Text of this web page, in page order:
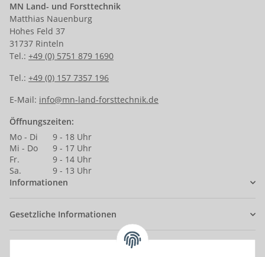
MN Land- und Forsttechnik
Matthias Nauenburg
Hohes Feld 37
31737 Rinteln
Tel.: +49 (0) 5751 879 1690
Tel.: +49 (0) 157 7357 196
E-Mail: info@mn-land-forsttechnik.de
Öffnungszeiten:
Mo - Di
9 - 18 Uhr
Mi - Do
9 - 17 Uhr
Fr.
9 - 14 Uhr
Sa.
9 - 13 Uhr
Informationen
Gesetzliche Informationen